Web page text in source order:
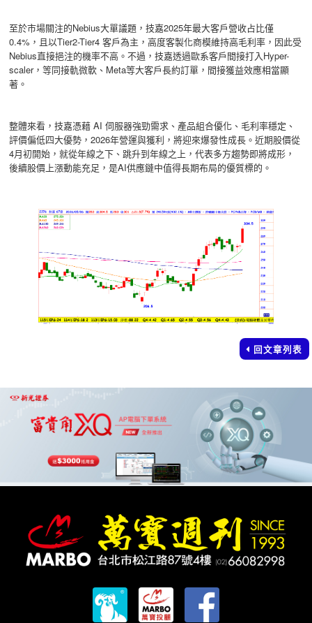
至於市場關注的Nebius大單議題，技嘉2025年最大客戶營收占比僅
0.4%，且以Tier2-Tier4 客戶為主，高度客製化商模維持高毛利率，因此受
Nebius直接挹注的機率不高。不過，技嘉透過歐系客戶間接打入Hyper-
scaler，等同接軌微軟、Meta等大客戶長約訂單，間接獲益效應相當顯
著。
整體來看，技嘉憑藉 AI 伺服器強勁需求、產品組合優化、毛利率穩定、
評價偏低四大優勢，2026年營運與獲利，將迎來爆發性成長。近期股價從
4月初開始，就從年線之下、跳升到年線之上，代表多方趨勢即將成形，
後續股價上漲動能充足，是AI供應鏈中值得長期布局的優質標的。
回文章列表